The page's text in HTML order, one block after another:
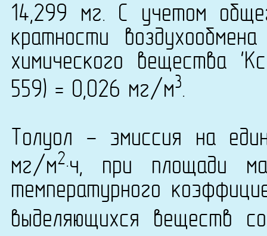
14,299 мг. С учетом
кратности
химического вещества
559) = 0,026 мг/м3.
Толуол - эмиссия на
мг/м2·ч, при площади
температурного
выделяющихся веществ